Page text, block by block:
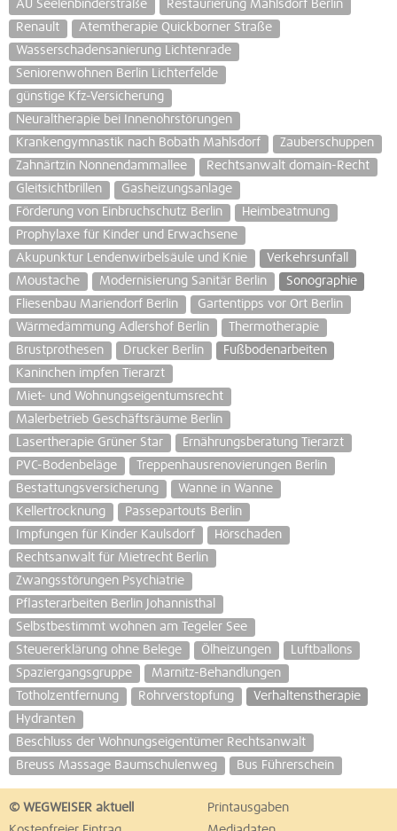
AU Seelenbinderstraße
Restaurierung Mahlsdorf Berlin
Renault
Atemtherapie Quickborner Straße
Wasserschadensanierung Lichtenrade
Seniorenwohnen Berlin Lichterfelde
günstige Kfz-Versicherung
Neuraltherapie bei Innenohrstörungen
Krankengymnastik nach Bobath Mahlsdorf
Zauberschuppen
Zahnärtzin Nonnendammallee
Rechtsanwalt domain-Recht
Gleitsichtbrillen
Gasheizungsanlage
Förderung von Einbruchschutz Berlin
Heimbeatmung
Prophylaxe für Kinder und Erwachsene
Akupunktur Lendenwirbelsäule und Knie
Verkehrsunfall
Moustache
Modernisierung Sanitär Berlin
Sonographie
Fliesenbau Mariendorf Berlin
Gartentipps vor Ort Berlin
Wärmedämmung Adlershof Berlin
Thermotherapie
Brustprothesen
Drucker Berlin
Fußbodenarbeiten
Kaninchen impfen Tierarzt
Miet- und Wohnungseigentumsrecht
Malerbetrieb Geschäftsräume Berlin
Lasertherapie Grüner Star
Ernährungsberatung Tierarzt
PVC-Bodenbeläge
Treppenhausrenovierungen Berlin
Bestattungsversicherung
Wanne in Wanne
Kellertrocknung
Passepartouts Berlin
Impfungen für Kinder Kaulsdorf
Hörschaden
Rechtsanwalt für Mietrecht Berlin
Zwangsstörungen Psychiatrie
Pflasterarbeiten Berlin Johannisthal
Selbstbestimmt wohnen am Tegeler See
Steuererklärung ohne Belege
Ölheizungen
Luftballons
Spaziergangsgruppe
Marnitz-Behandlungen
Totholzentfernung
Rohrverstopfung
Verhaltenstherapie
Hydranten
Beschluss der Wohnungseigentümer Rechtsanwalt
Breuss Massage Baumschulenweg
Bus Führerschein
© WEGWEISER aktuell
Printausgaben